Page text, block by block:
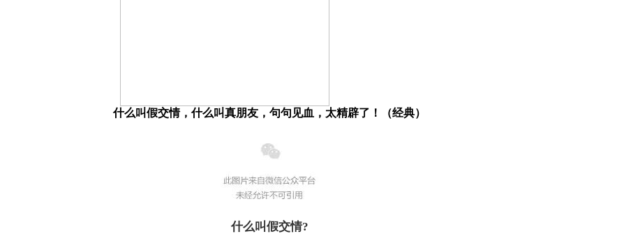
什么叫假交情，什么叫真朋友，句句见血，太精辟了！（经典）
什么叫假交情?